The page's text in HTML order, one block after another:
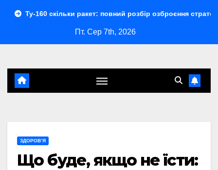
ракет: повний розбір озброєння стратегічного
Пт. Сер 7th, 2026
ЗДОРОВ’Я
Що буде, якщо не їсти: